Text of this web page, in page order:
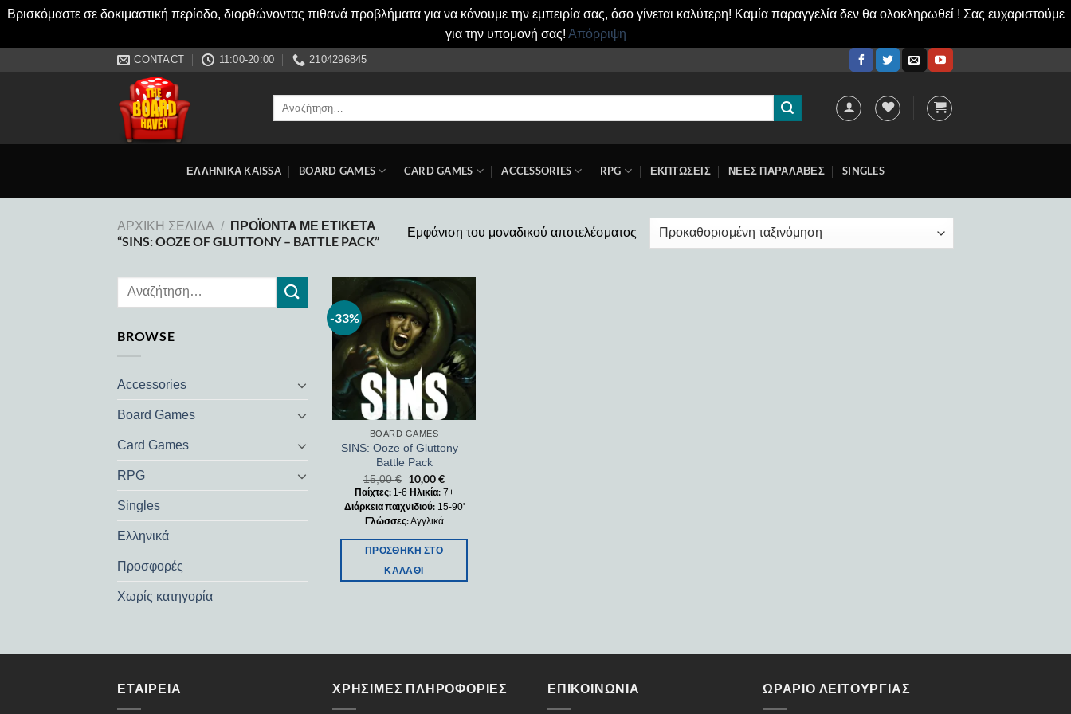
Βρισκόμαστε σε δοκιμαστική περίοδο, διορθώνοντας πιθανά προβλήματα για να κάνουμε την εμπειρία σας, όσο γίνεται καλύτερη! Καμία παραγγελία δεν θα ολοκληρωθεί ! Σας ευχαριστούμε
για την υπομονή σας! Απόρριψη
CONTACT 11:00-20:00 2104296845
Αναζήτηση
ΕΛΛΗΝΙΚΑ KAISSA BOARD GAMES CARD GAMES ACCESSORIES RPG ΕΚΠΤΩΣΕΙΣ ΝΕΕΣ ΠΑΡΑΛΑΒΕΣ SINGLES
ΑΡΧΙΚΉ ΣΕΛΊΔΑ / ΠΡΟΪΌΝΤΑ ΜΕ ΕΤΙΚΈΤΑ
“SINS: OOZE OF GLUTTONY – BATTLE PACK”
Εμφάνιση του μοναδικού αποτελέσματος
BROWSE
Accessories
Board Games
Card Games
RPG
Singles
Ελληνικά
Προσφορές
Χωρίς κατηγορία
-33%
Add to
wishlist
BOARD GAMES
SINS: Ooze of Gluttony –
Battle Pack
15,00€ 10,00€
Παίχτες: 1-6 Ηλικία:7+
Διάρκεια παιχνιδιού:15-90'
Γλώσσες:Αγγλικά
ΠΡΟΣΘΉΚΗ ΣΤΟ
ΚΑΛΆΘΙ
ΕΤΑΙΡΕΊΑ ΧΡΉΣΙΜΕΣ ΠΛΗΡΟΦΟΡΊΕΣ ΕΠΙΚΟΙΝΩΝΊΑ ΩΡΑΡΙΟ ΛΕΙΤΟΥΡΓΙΑΣ